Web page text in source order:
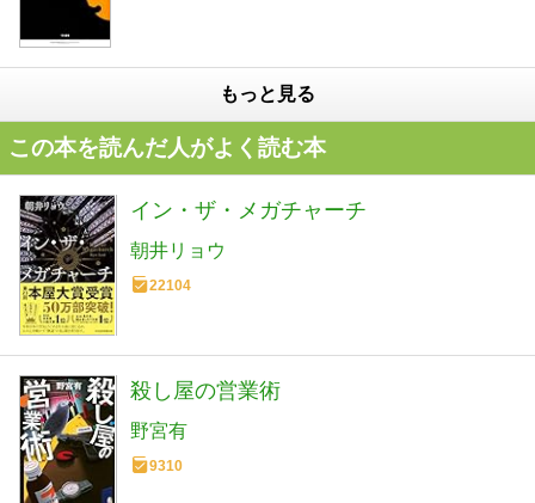
もっと見る
この本を読んだ人がよく読む本
イン・ザ・メガチャーチ
朝井リョウ
22104
殺し屋の営業術
野宮有
9310